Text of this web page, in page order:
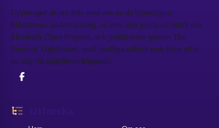
Uppdraget är att dela med oss av de Uppstigna
Mästarnas undervisning, så som den givits av Mark och
Elizabeth Clare Prophet, och publicerats genom The
Summit Lighthouse, med andliga sökare som letar efter
en väg till självförverkligande.